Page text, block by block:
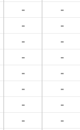
- -
- -
- -
- -
- -
- -
- -
- -